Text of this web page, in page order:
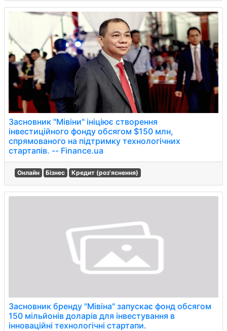
Засновник "Мівіни" ініціює створення
інвестиційного фонду обсягом $150 млн,
спрямованого на підтримку технологічних
стартапів. -- Finance.ua
Онлайн Бізнес Кредит (роз'яснення)
Засновник бренду "Мівіна" запускає фонд обсягом
150 мільйонів доларів для інвестування в
інноваційні технологічні стартапи.